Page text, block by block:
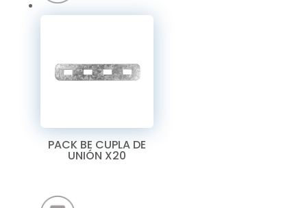
PACK BE CUPLA DE
UNIÓN X20